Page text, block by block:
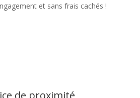
et sans frais cachés !